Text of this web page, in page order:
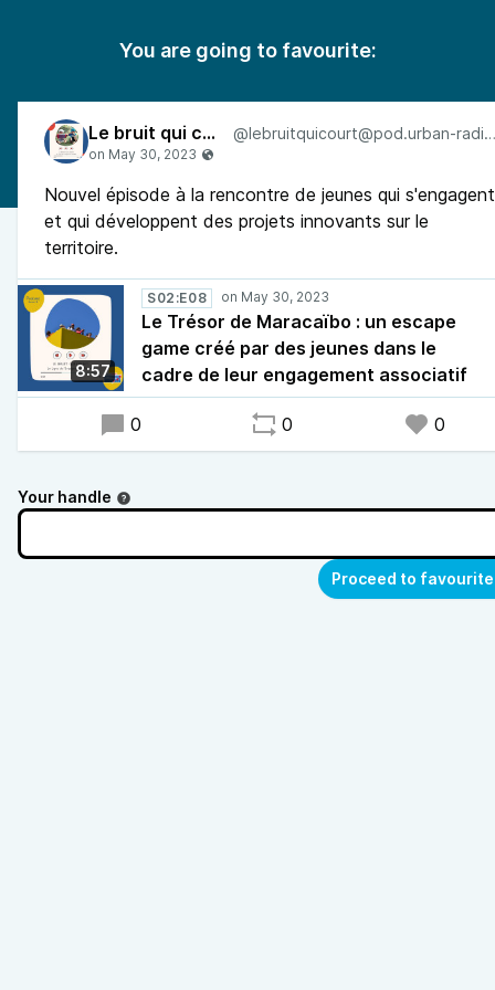
You are going to favourite:
Le bruit qui court
Nouvel épisode à la rencontre de jeunes qui s'engagent
et qui développent des projets innovants sur le
territoire.
8:57
S02:E08
Le Trésor de Maracaïbo : un escape
game créé par des jeunes dans le
cadre de leur engagement associatif
0 0 0
Your handle
Proceed to favourite